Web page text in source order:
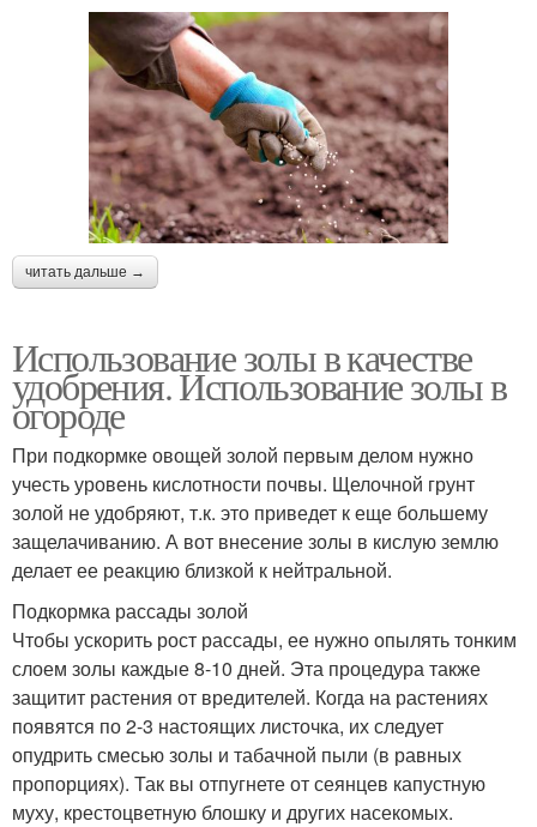
читать дальше →
Использование золы в качестве
удобрения. Использование золы в
огороде
При подкормке овощей золой первым делом нужно
учесть уровень кислотности почвы. Щелочной грунт
золой не удобряют, т.к. это приведет к еще большему
защелачиванию. А вот внесение золы в кислую землю
делает ее реакцию близкой к нейтральной.
Подкормка рассады золой
Чтобы ускорить рост рассады, ее нужно опылять тонким
слоем золы каждые 8-10 дней. Эта процедура также
защитит растения от вредителей. Когда на растениях
появятся по 2-3 настоящих листочка, их следует
опудрить смесью золы и табачной пыли (в равных
пропорциях). Так вы отпугнете от сеянцев капустную
муху, крестоцветную блошку и других насекомых.